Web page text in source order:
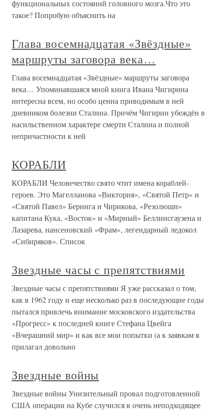
функциональных состояний головного мозга.Что это
такое? Попробую объяснить на
Глава восемнадцатая «Звёздные»
маршруты заговора века…
Глава восемнадцатая «Звёздные» маршруты заговора
века… Упоминавшаяся мной книга Ивана Чигирина
интересна всем, но особо ценна приводимым в ней
дневником болезни Сталина. Причём Чигирин убеждён в
насильственном характере смерти Сталина и полной
непричастности к ней
КОРАБЛИ
КОРАБЛИ Человечество свято чтит имена кораблей-
героев. Это Магелланова «Виктория», «Святой Петр» и
«Святой Павел» Беринга и Чирикова, «Резолюшн»
капитана Кука, «Восток» и «Мирный» Беллинсгаузена и
Лазарева, нансеновский «Фрам», легендарный ледокол
«Сибиряков». Список
Звездные часы с препятствиями
Звездные часы с препятствиями Я уже рассказал о том,
как в 1962 году и еще несколько раз в последующие годы
пытался привлечь внимание московского издательства
«Прогресс» к последней книге Стефана Цвейга
«Вчерашний мир» и как все мои попытки (а к заявкам я
прилагал довольно
Звездные войны
Звездные войны Унизительный провал подготовленной
США операции на Кубе случился в очень неподходящее